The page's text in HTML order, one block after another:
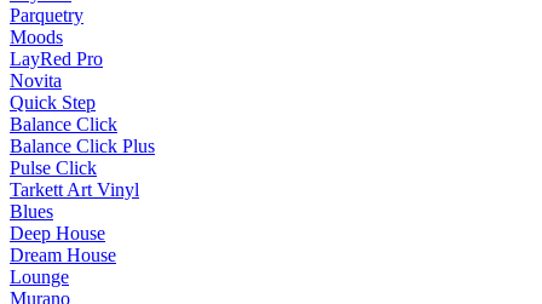
Parquetry
Moods
LayRed Pro
Novita
Quick Step
Balance Click
Balance Click Plus
Pulse Click
Tarkett Art Vinyl
Blues
Deep House
Dream House
Lounge
Murano